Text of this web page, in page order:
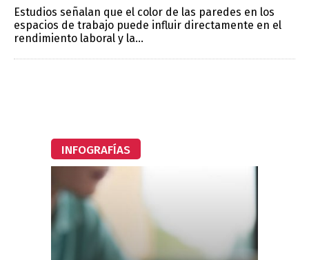
Estudios señalan que el color de las paredes en los
espacios de trabajo puede influir directamente en el
rendimiento laboral y la...
INFOGRAFÍAS